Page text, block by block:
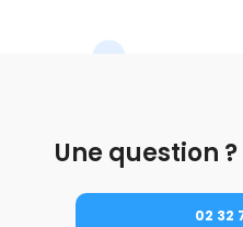
Une question
02 32